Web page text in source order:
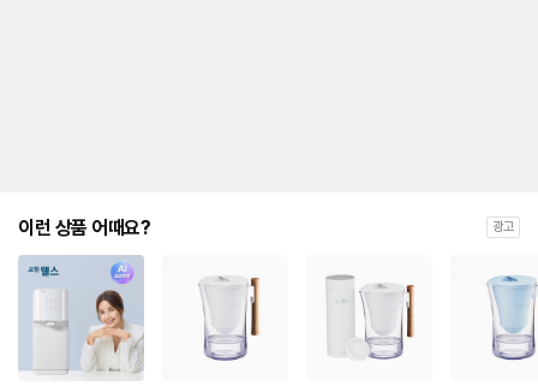
이런 상품 어때요? 광고